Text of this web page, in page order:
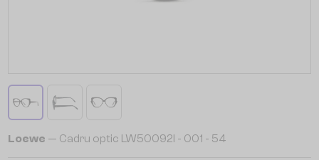
Loewe — Cadru optic LW50092I - 001 - 54